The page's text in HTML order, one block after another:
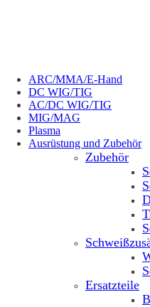
ARC/MMA/E-Hand
DC WIG/TIG
AC/DC WIG/TIG
MIG/MAG
Plasma
Ausrüstung und Zubehör
Zubehör
Ersatzteile